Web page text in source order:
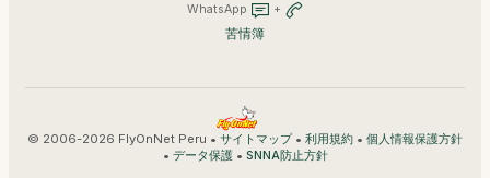
WhatsApp +
苦情簿
© 2006-2026 FlyOnNet Peru • サイトマップ• 利用規約 • 個人情報保護方針
• データ保護• SNNA防止方針